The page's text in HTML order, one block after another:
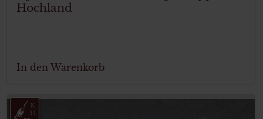
Hochland
In den Warenkorb